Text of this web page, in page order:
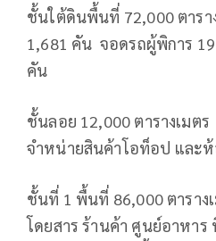
ชั้นใต้ดินพื้นที่ 72,000 ตารา
1,681 คัน จอดรถผู้พิการ
คัน
ชั้นลอย 12,000 ตารางเมต
จำหน่ายสินค้าโอท็อป และ
ชั้นที่ 1 พื้นที่ 86,000 ตาราง
โดยสาร ร้านค้า ศูนย์อาหา